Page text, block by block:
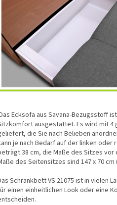
Ecksofa aus Savana-Bezugsstoff
ausgestattet. Es wird mit 4
die Sie nach Belieben
je nach Bedarf auf der linken
38 cm, die Maße des Sitzes vor
des Seitensitzes sind 147 x 70 cm
Schrankbett VS 21075 ist in vielen
einen einheitlichen Look oder eine